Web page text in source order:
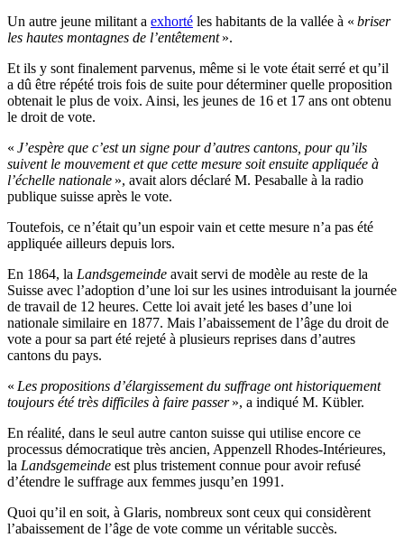
Un autre jeune militant a exhorté les habitants de la vallée à « briser
les hautes montagnes de l’entêtement».
Et ils y sont finalement parvenus, même si le vote était serré et qu’il
a dû être répété trois fois de suite pour déterminer quelle proposition
obtenait le plus de voix. Ainsi, les jeunes de 16 et 17 ans ont obtenu
le droit de vote.
« J’espère que c’est un signe pour d’autres cantons, pour qu’ils
suivent le mouvement et que cette mesure soit ensuite appliquée à
l’échelle nationale », avait alors déclaré M. Pesaballe à la radio
publique suisse après le vote.
Toutefois, ce n’était qu’un espoir vain et cette mesure n’a pas été
appliquée ailleurs depuis lors.
En 1864, la Landsgemeinde avait servi de modèle au reste de la
Suisse avec l’adoption d’une loi sur les usines introduisant la journée
de travail de 12 heures. Cette loi avait jeté les bases d’une loi
nationale similaire en 1877. Mais l’abaissement de l’âge du droit de
vote a pour sa part été rejeté à plusieurs reprises dans d’autres
cantons du pays.
« Les propositions d’élargissement du suffrage ont historiquement
toujours été très difficiles à faire passer», a indiqué M. Kübler.
En réalité, dans le seul autre canton suisse qui utilise encore ce
processus démocratique très ancien, Appenzell Rhodes-Intérieures,
la Landsgemeinde est plus tristement connue pour avoir refusé
d’étendre le suffrage aux femmes jusqu’en 1991.
Quoi qu’il en soit, à Glaris, nombreux sont ceux qui considèrent
l’abaissement de l’âge de vote comme un véritable succès.